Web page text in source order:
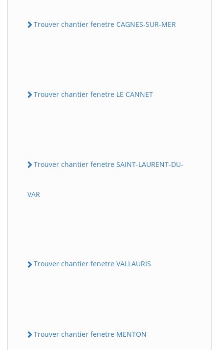
Trouver chantier fenetre CAGNES-SUR-MER
Trouver chantier fenetre LE CANNET
Trouver chantier fenetre SAINT-LAURENT-DU-
VAR
Trouver chantier fenetre VALLAURIS
Trouver chantier fenetre MENTON